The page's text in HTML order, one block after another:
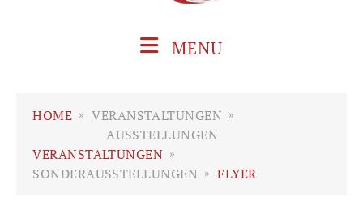
MENU
HOME »VERANSTALTUNGEN
AUSSTELLUNGEN
»
VERANSTALTUNGEN »
SONDERAUSSTELLUNGEN »FLYER